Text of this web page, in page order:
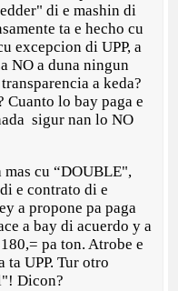
di e mashin di
ta e hecho cu
excepcion di UPP, a
NO a duna ningun
a keda?
Cuanto lo bay paga e
sigur nan lo NO
cu “DOUBLE",
e contrato di e
a propone pa paga
a bay di acuerdo y a
pa ton. Atrobe e
UPP. Tur otro
Dicon?